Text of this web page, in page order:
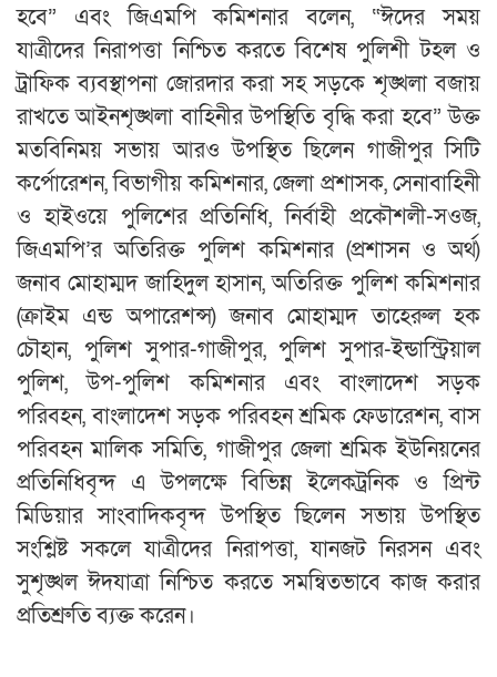
হবে” এবং জিএমপি কমিশনার বলেন, “ঈদের সময়
যাত্রীদের নিরাপত্তা নিশ্চিত করতে বিশেষ পুলিশী টহল ও
ট্রাফিক ব্যবস্থাপনা জোরদার করা সহ সড়কে শৃঙ্খলা বজায়
রাখতে আইনশৃঙ্খলা বাহিনীর উপস্থিতি বৃদ্ধি করা হবে” উক্ত
মতবিনিময় সভায় আরও উপস্থিত ছিলেন গাজীপুর সিটি
কর্পোরেশন, বিভাগীয় কমিশনার, জেলা প্রশাসক, সেনাবাহিনী
ও হাইওয়ে পুলিশের প্রতিনিধি, নির্বাহী প্রকৌশলী-সওজ,
জিএমপি’র অতিরিক্ত পুলিশ কমিশনার (প্রশাসন ও অর্থ)
জনাব মোহাম্মদ জাহিদুল হাসান, অতিরিক্ত পুলিশ কমিশনার
(ক্রাইম এন্ড অপারেশন্স) জনাব মোহাম্মদ তাহেরুল হক
চৌহান, পুলিশ সুপার-গাজীপুর, পুলিশ সুপার-ইন্ডাস্ট্রিয়াল
পুলিশ, উপ-পুলিশ কমিশনার এবং বাংলাদেশ সড়ক
পরিবহন, বাংলাদেশ সড়ক পরিবহন শ্রমিক ফেডারেশন, বাস
পরিবহন মালিক সমিতি, গাজীপুর জেলা শ্রমিক ইউনিয়নের
প্রতিনিধিবৃন্দ এ উপলক্ষে বিভিন্ন ইলেকট্রনিক ও প্রিন্ট
মিডিয়ার সাংবাদিকবৃন্দ উপস্থিত ছিলেন সভায় উপস্থিত
সংশ্লিষ্ট সকলে যাত্রীদের নিরাপত্তা, যানজট নিরসন এবং
সুশৃঙ্খল ঈদযাত্রা নিশ্চিত করতে সমন্বিতভাবে কাজ করার
প্রতিশ্রুতি ব্যক্ত করেন।